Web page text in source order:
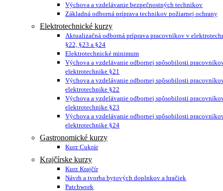
Výchova a vzdelávanie bezpečnostných technikov
Základná odborná príprava technikov požiarnej ochrany
Elektrotechnické kurzy
Aktualizačná odborná príprava pracovníkov v
§22, §23 a §24
Elektrotechnické minimum
Výchova a vzdelávanie odbornej spôsobilosti
elektrotechnike §21
Výchova a vzdelávanie odbornej spôsobilosti
elektrotechnike §22
Výchova a vzdelávanie odbornej spôsobilosti
elektrotechnike §23
Výchova a vzdelávanie odbornej spôsobilosti
elektrotechnike §24
Gastronomické kurzy
Kurz Cukrár
Krajčírske kurzy
Kurz Krajčír
Návrh a tvorba bytových doplnkov a hračiek
Patchwork